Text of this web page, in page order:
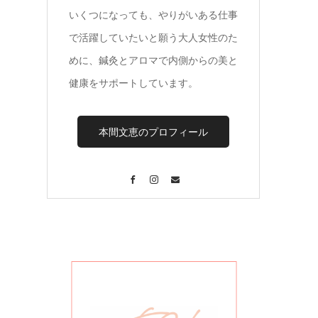
いくつになっても、やりがいある仕事
で活躍していたいと願う大人女性のた
めに、鍼灸とアロマで内側からの美と
健康をサポートしています。
本間文恵のプロフィール
Facebook